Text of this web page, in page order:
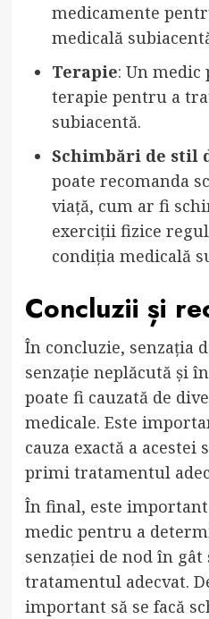
medicamente
medicală
Terapie: Un medic
terapie pentru a
subiacentă.
Schimbări de stil
poate recomanda
viață, cum ar fi
exerciții fizice
condiția medicală
Concluzii și
În concluzie, senzația
senzație neplăcută și
poate fi cauzată de
medicale. Este
cauza exactă a acestei
primi tratamentul
În final, este
medic pentru a
senzației de nod în
tratamentul adecvat.
important să se facă